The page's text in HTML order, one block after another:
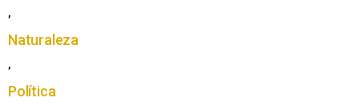
,
Naturaleza
,
Política